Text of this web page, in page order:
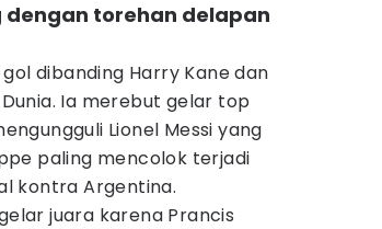
dengan torehan delapan
dibanding Harry Kane dan
Ia merebut gelar top
Lionel Messi yang
paling mencolok terjadi
kontra Argentina.
juara karena Prancis